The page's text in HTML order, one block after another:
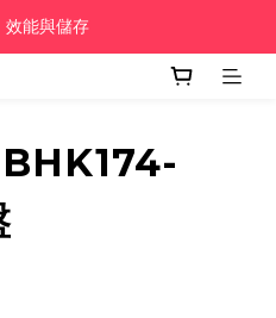
能與儲存
BHK174-